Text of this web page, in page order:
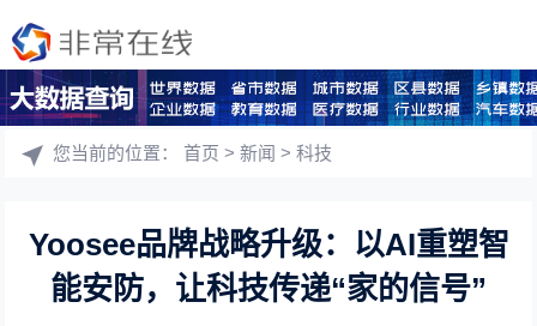
您当前的位置：首页 >新闻 >科技
Yoosee品牌战略升级：以AI重塑智
能安防，让科技传递“家的信号”